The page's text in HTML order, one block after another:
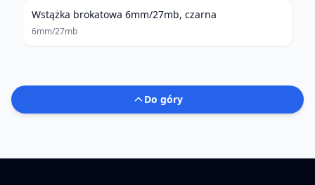
Wstążka brokatowa 6mm/27mb, czarna
6mm/27mb
Do góry